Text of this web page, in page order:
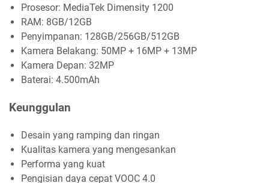
Prosesor: MediaTek Dimensity 1200
RAM: 8GB/12GB
Penyimpanan: 128GB/256GB/512GB
Kamera Belakang: 50MP + 16MP + 13MP
Kamera Depan: 32MP
Baterai: 4.500mAh
Keunggulan
Desain yang ramping dan ringan
Kualitas kamera yang mengesankan
Performa yang kuat
Pengisian daya cepat VOOC 4.0